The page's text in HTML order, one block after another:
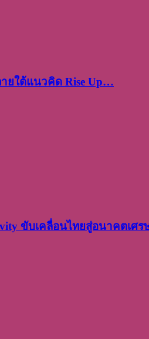
ยใต้แนวคิด Rise Up…
ขับเคลื่อนไทยสู่อนาคตเ